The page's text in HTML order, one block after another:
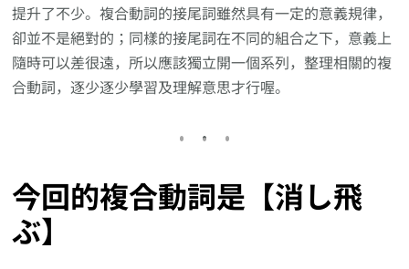
提升了不少。複合動詞的接尾詞雖然具有一定的意義規律，
卻並不是絕對的；同樣的接尾詞在不同的組合之下，意義上
隨時可以差很遠，所以應該獨立開一個系列，整理相關的複
合動詞，逐少逐少學習及理解意思才行喔。
今回的複合動詞是【消し飛
ぶ】